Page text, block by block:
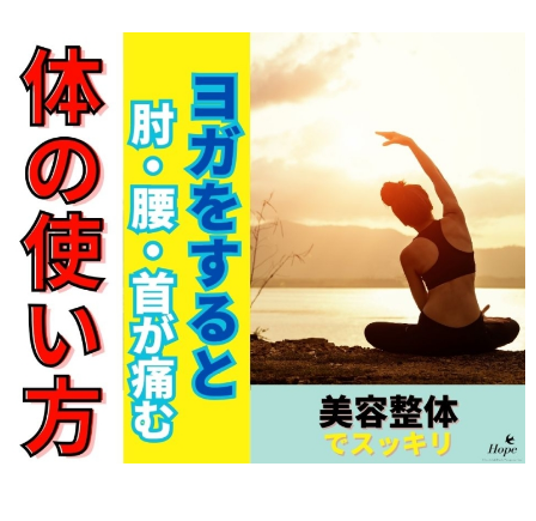
美容整体
アスリートスリープコーチ
こどもの整体
オンライン整体
タイ古式マッサージ
お客様の声
ストレッチ整体
姿勢矯正・骨盤矯正